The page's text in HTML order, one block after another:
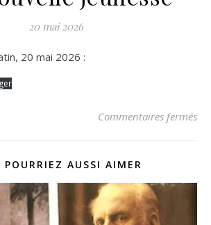
20 mai 2026
20 mai 2026 :
Commentaires fermés
POURRIEZ AUSSI AIMER